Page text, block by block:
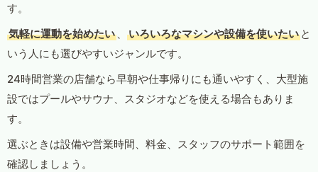
す。
気軽に運動を始めたい 、 いろいろなマシンや設備を使いたい と
いう人にも選びやすいジャンルです。
24時間営業の店舗なら早朝や仕事帰りにも通いやすく、大型施
設ではプールやサウナ、スタジオなどを使える場合もありま
す。
選ぶときは設備や営業時間、料金、スタッフのサポート範囲を
確認しましょう。